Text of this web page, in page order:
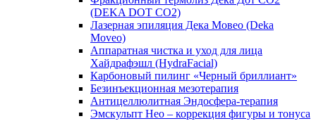
(DEKA DOT CO2)
Лазерная эпиляция Дека Мовео (Deka
Moveo)
Аппаратная чистка и уход для лица
Хайдрафэшл (HydraFacial)
Карбоновый пилинг «Черный бриллиант»
Безинъекционная мезотерапия
Антицеллюлитная Эндосфера-терапия
Эмскульпт Нео – коррекция фигуры и тонуса